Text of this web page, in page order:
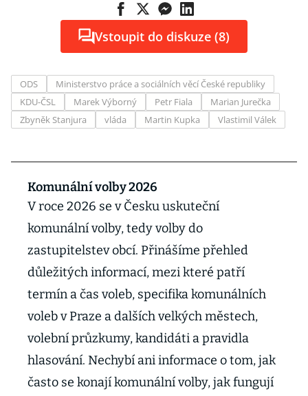
Vstoupit do diskuze (8)
ODS
Ministerstvo práce a sociálních věcí České republiky
KDU-ČSL
Marek Výborný Petr Fiala
Marian Jurečka
Zbyněk Stanjura
vláda Martin Kupka Vlastimil Válek
Komunální volby 2026
V roce 2026 se v Česku uskuteční
komunální volby, tedy volby do
zastupitelstev obcí. Přinášíme přehled
důležitých informací, mezi které patří
termín a čas voleb, specifika komunálních
voleb v Praze a dalších velkých městech,
volební průzkumy, kandidáti a pravidla
hlasování. Nechybí ani informace o tom, jak
často se konají komunální volby, jak fungují